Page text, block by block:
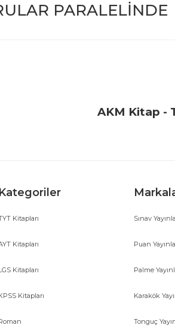
PARALELİNDE
AKM Kitap -
Kategoriler
Kitapları
Kitapları
Kitapları
Kitapları
Sınav
Puan
Palme
Karakök
Tonguç